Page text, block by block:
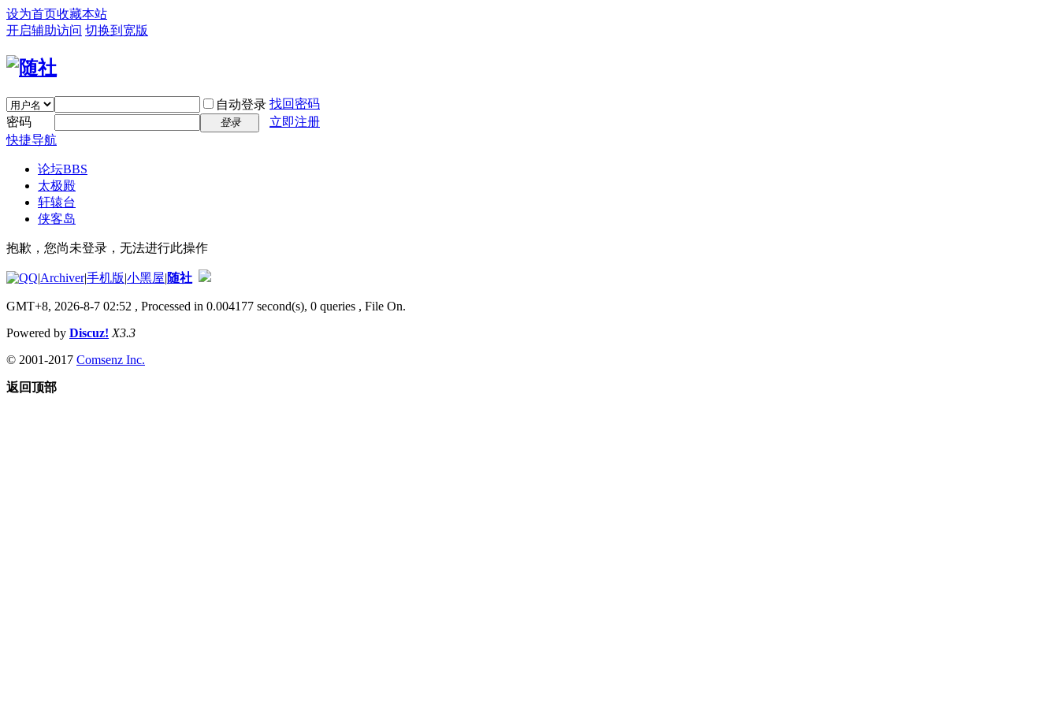
设为首页收藏本站
开启辅助访问 切换到宽版
自动登录 找回密码
密码
登录
立即注册
快捷导航
论坛BBS
太极殿
轩辕台
侠客岛
抱歉，您尚未登录，无法进行此操作
|Archiver|手机版|小黑屋|随社
GMT+8, 2026-8-7 02:52 , Processed in 0.004177 second(s), 0 queries , File On.
Powered by Discuz! X3.3
© 2001-2017 Comsenz Inc.
返回顶部